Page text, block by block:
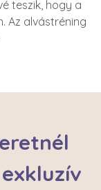
teszik, hogy a
Az alvástréning